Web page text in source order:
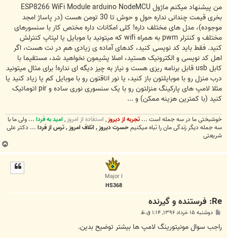
من پیشنهاد میکنم ماژول ESP8266 WiFi Module arduino NodeMCU
بخری قیمت چندانی نداره حول و حوش تا 30 تومن هست (در پاساژ امجد
موجوده)، مدل های مختلف داره! کلی امکانات داره مختص کار با سنسورهای
مختلف و کنترلر pwm به همراه wifi که میتونید با موبایل یا لپتاپ کنترلش
کنید. فقط باید کد نویسی کنید، کدهای آماده ی زیادی هم در نت هست، اگر
اهل کد نویسی و الکترونیک هستید، اصلا پشیمون نخواهید شد، مستقیما با
کابل usb قابل برنامه ریزی هست و نیاز به چیز دیگه ای نداره! برای مثال میتونید
درب منزل رو با موبایلتون باز کنید، یا نور اتاقتون رو با موبایل کم یا زیاد کنید یا
مثلا لامپ های پارکینگ منزلتون رو با یک سنسوری نوری ساده و pir اتوماتیک
کنید (با کمترین هزینه ممکن) و ...
خوشبختی ما در سه جمله است ... تجربه از دیروز, استفاده از امروز,امید به فردا ... ولی ما با
سه جمله دیگر زندگی مان را تباه میکنیمحسرت دیروز , اتلاف امروز , ترس از فردا ... دکتر علی
شریعتی
Major I
HS368
Re: فرستنده و گیرنده
ت
دوشنبه ۱۵ خرداد ۱۳۹۶, ۱:۱۴ ق.ظ
راجب سوال مونیتورینگ لامپ ها بیشتر توضیح بدین.